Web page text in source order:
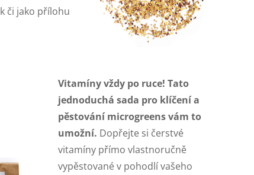
či jako přílohu
Vitamíny vždy po ruce! Tato
jednoduchá sada pro klíčení a
pěstování microgreens vám to
umožní. Dopřejte si čerstvé
vitamíny přímo vlastnoručně
vypěstované v pohodlí vašeho